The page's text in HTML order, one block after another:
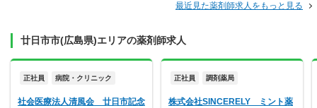
最近見た薬剤師求人をもっと見る
廿日市市(広島県)エリアの薬剤師求人
正社員 病院・クリニック
社会医療法人清風会 廿日市記念
正社員 調剤薬局
株式会社SINCERELY ミント薬